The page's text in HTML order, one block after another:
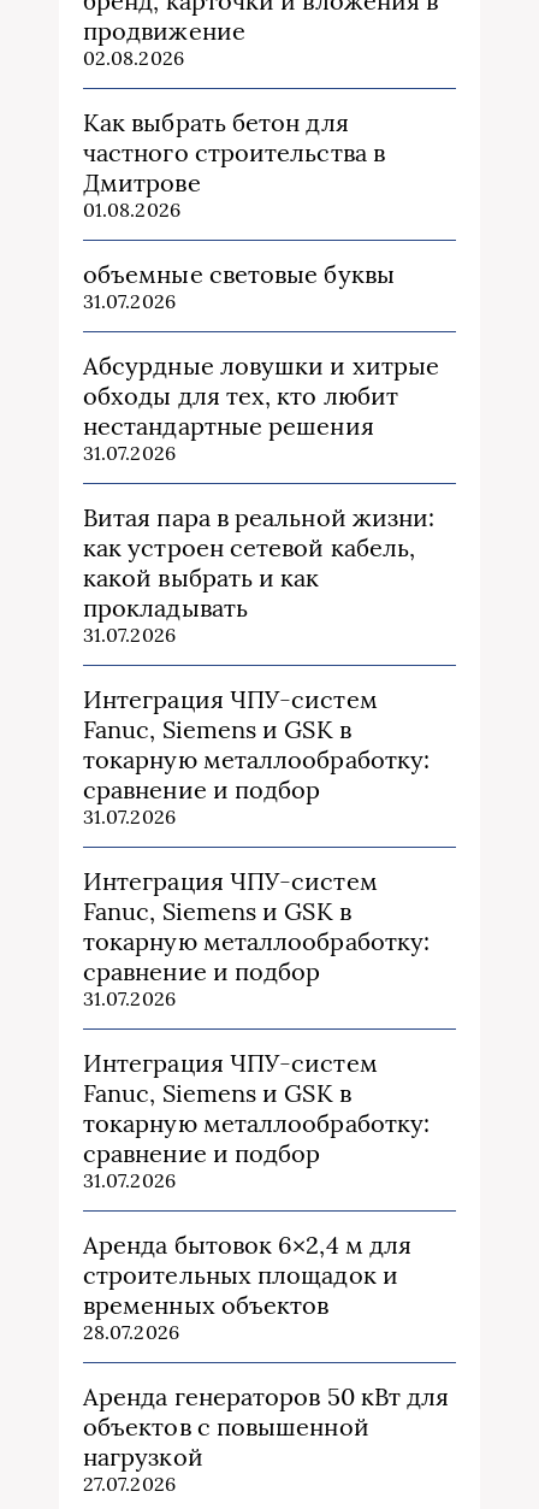
продвижение
02.08.2026
Как выбрать бетон для
частного строительства в
Дмитрове
01.08.2026
объемные световые буквы
31.07.2026
Абсурдные ловушки и хитрые
обходы для тех, кто любит
нестандартные решения
31.07.2026
Витая пара в реальной жизни:
как устроен сетевой кабель,
какой выбрать и как
прокладывать
31.07.2026
Интеграция ЧПУ-систем
Fanuc, Siemens и GSK в
токарную металлообработку:
сравнение и подбор
31.07.2026
Интеграция ЧПУ-систем
Fanuc, Siemens и GSK в
токарную металлообработку:
сравнение и подбор
31.07.2026
Интеграция ЧПУ-систем
Fanuc, Siemens и GSK в
токарную металлообработку:
сравнение и подбор
31.07.2026
Аренда бытовок 6×2,4 м для
строительных площадок и
временных объектов
28.07.2026
Аренда генераторов 50 кВт для
объектов с повышенной
нагрузкой
27.07.2026